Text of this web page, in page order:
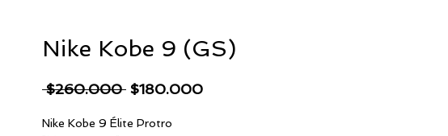
Nike Kobe 9 (GS)
$260.000 Precio
$180.000Precio
Nike Kobe 9 Élite Protro